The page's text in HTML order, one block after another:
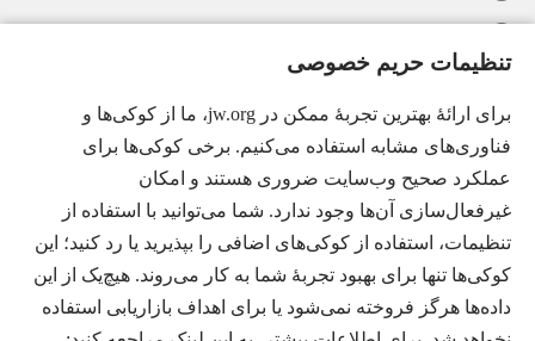
تنظیمات حریم خصوصی
برای ارائهٔ بهترین تجربهٔ ممکن در jw.org، ما از کوکی‌ها و
فناوری‌های مشابه استفاده می‌کنیم. برخی کوکی‌ها برای
عملکرد صحیح وب‌سایت ضروری هستند و امکان
غیرفعال‌سازی آن‌ها وجود ندارد. شما می‌توانید با استفاده از
تنظیمات، استفاده از کوکی‌های اضافی را بپذیرید یا رد کنید؛ این
کوکی‌ها تنها برای بهبود تجربهٔ شما به کار می‌روند. هیچ‌یک از این
داده‌ها هرگز فروخته نمی‌شود یا برای اهداف بازاریابی استفاده
(پنجره‌ای
جدید
می‌شود)
کتابخانهٔ آنلاین نشریات شاهدان یَهُوَه
(پنجره‌ای
جدید
می‌شود)
JW Hub
®
(پنجره‌ای
باز
می‌شود)
®
JW Library
Watchtower Library